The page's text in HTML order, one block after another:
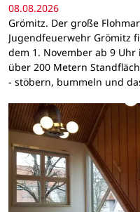
08.08.2026
Grömitz. Der große
Jugendfeuerwehr Grömitz
dem 1. November ab 9
über 200 Metern
- stöbern, bummeln und